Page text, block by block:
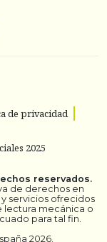
de privacidad
2025
reservados.
de derechos en
servicios ofrecidos
lectura mecánica o
para tal fin.
2026.